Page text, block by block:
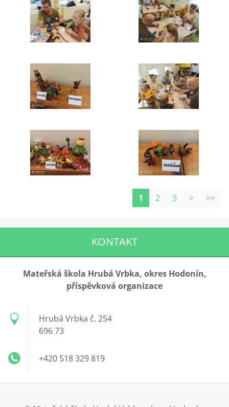
1 2 3 > >>
KONTAKT
Mateřská škola Hrubá Vrbka, okres Hodonín,
příspěvková organizace
Hrubá Vrbka č. 254
696 73
+420 518 329 819